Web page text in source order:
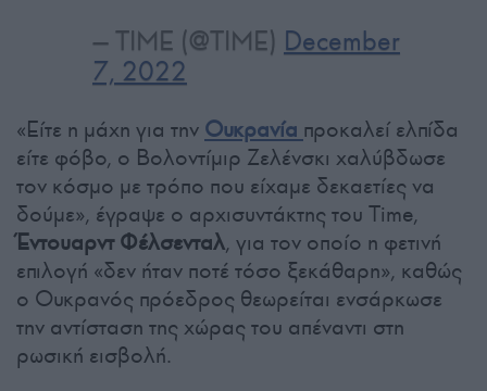
— TIME (@TIME) December
7, 2022
«Είτε η μάχη για την Ουκρανία προκαλεί ελπίδα
είτε φόβο, ο Βολοντίμιρ Ζελένσκι χαλύβδωσε
τον κόσμο με τρόπο που είχαμε δεκαετίες να
δούμε», έγραψε ο αρχισυντάκτης του Time,
Έντουαρντ Φέλσενταλ, για τον οποίο η φετινή
επιλογή «δεν ήταν ποτέ τόσο ξεκάθαρη», καθώς
ο Ουκρανός πρόεδρος θεωρείται ενσάρκωσε
την αντίσταση της χώρας του απέναντι στη
ρωσική εισβολή.